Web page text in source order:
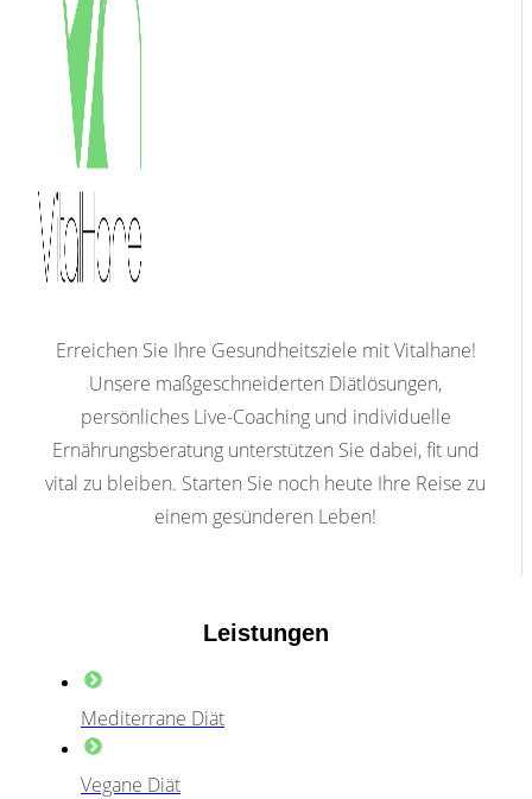
Erreichen Sie Ihre Gesundheitsziele mit Vitalhane!
Unsere maßgeschneiderten Diätlösungen,
persönliches Live-Coaching und individuelle
Ernährungsberatung unterstützen Sie dabei, fit und
vital zu bleiben. Starten Sie noch heute Ihre Reise zu
einem gesünderen Leben!
Leistungen
Mediterrane Diät
Vegane Diät